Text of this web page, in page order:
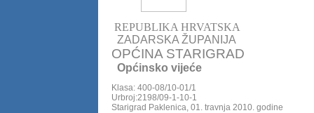
REPUBLIKA HRVATSKA
ZADARSKA ŽUPANIJA
OPĆINA STARIGRAD
Općinsko vijeće
Klasa: 400-08/10-01/1
Urbroj:2198/09-1-10-1
Starigrad Paklenica, 01. travnja 2010. godine